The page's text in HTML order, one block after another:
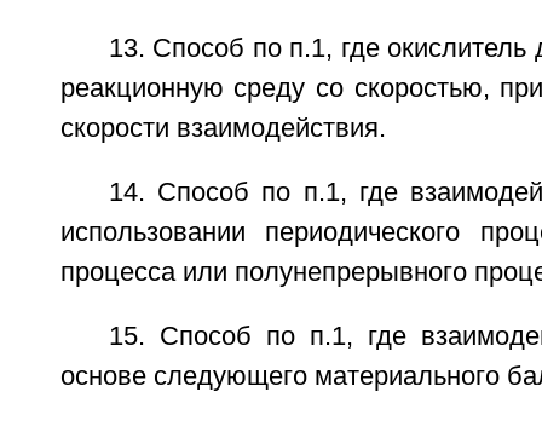
13. Способ по п.1, где
реакционную среду со скоростью,
скорости взаимодействия.
14. Способ по п.1, где
использовании периодического
процесса или полунепрерывного
15. Способ по п.1, где
основе следующего материального